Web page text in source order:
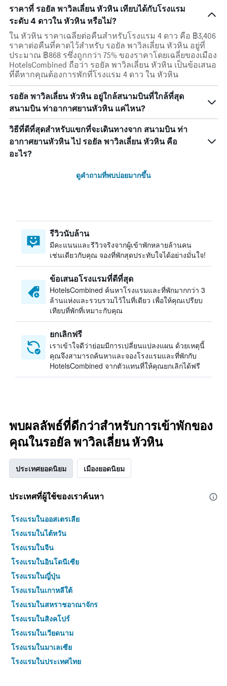
ราคาที่ รอยัล พาวิลเลี่ยน หัวหิน เทียบได้กับโรงแรม
ระดับ 4 ดาวใน หัวหิน หรือไม่?
ใน หัวหิน ราคาเฉลี่ยต่อคืนสำหรับโรงแรม 4 ดาว คือ ฿3,406
ราคาต่อคืนที่คาดไว้สำหรับ รอยัล พาวิลเลี่ยน หัวหิน อยู่ที่
ประมาณ ฿868 รซึ่งถูกกว่า 75% ของราคาโดยเฉลี่ยของเมือง
HotelsCombined ถือว่า รอยัล พาวิลเลี่ยน หัวหิน เป็นข้อเสนอ
ที่ดีหากคุณต้องการพักที่โรงแรม 4 ดาว ใน หัวหิน
รอยัล พาวิลเลี่ยน หัวหิน อยู่ใกล้สนามบินที่ใกล้ที่สุด
สนามบิน ท่าอากาศยานหัวหิน แค่ไหน?
วิธีที่ดีที่สุดสำหรับแขกที่จะเดินทางจาก สนามบิน ท่า
อากาศยานหัวหิน ไป รอยัล พาวิลเลี่ยน หัวหิน คือ
อะไร?
ดูคำถามที่พบบ่อยมากขึ้น
รีวิวนับล้าน
มีคะแนนและรีวิวจริงจากผู้เข้าพักหลายล้านคน
เช่นเดียวกับคุณ จองที่พักสุดประทับใจได้อย่างมั่นใจ!
ข้อเสนอโรงแรมที่ดีที่สุด
HotelsCombined ค้นหาโรงแรมและที่พักมากกว่า 3
ล้านแห่งและรวบรวมไว้ในที่เดียว เพื่อให้คุณเปรียบ
เทียบที่พักที่เหมาะกับคุณ
ยกเลิกฟรี
เราเข้าใจดีว่าย่อมมีการเปลี่ยนแปลงแผน ด้วยเหตุนี้
คุณจึงสามารถค้นหาและจองโรงแรมและที่พักกับ
HotelsCombined จากตัวแทนที่ให้คุณยกเลิกได้ฟรี
พบผลลัพธ์ที่ดีกว่าสำหรับการเข้าพักของ
คุณในรอยัล พาวิลเลี่ยน หัวหิน
ประเทศยอดนิยม เมืองยอดนิยม
ประเทศที่ผู้ใช้ของเราค้นหา
โรงแรมในออสเตรเลีย
โรงแรมในไต้หวัน
โรงแรมในจีน
โรงแรมในอินโดนีเซีย
โรงแรมในญี่ปุ่น
โรงแรมในเกาหลีใต้
โรงแรมในสหราชอาณาจักร
โรงแรมในสิงคโปร์
โรงแรมในเวียดนาม
โรงแรมในมาเลเซีย
โรงแรมในประเทศไทย